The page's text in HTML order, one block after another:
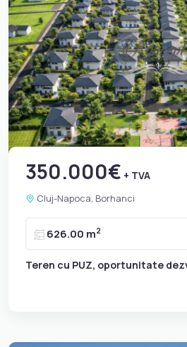
350.000€ + TVA
Cluj-Napoca, Borhanci
626.00 m2
Teren cu PUZ, oportunitate